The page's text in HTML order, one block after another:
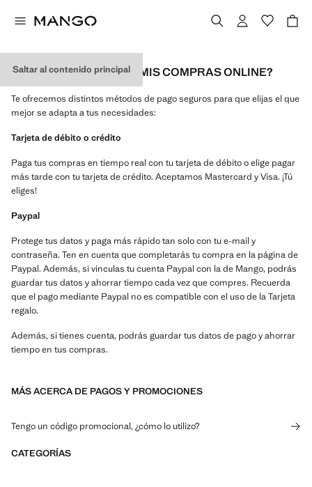
Saltar al contenido principal
¿CÓMO PUEDO PAGAR MIS COMPRAS ONLINE?
Te ofrecemos distintos métodos de pago seguros para que elijas el que
mejor se adapta a tus necesidades:
Tarjeta de débito o crédito
Paga tus compras en tiempo real con tu tarjeta de débito o elige pagar
más tarde con tu tarjeta de crédito. Aceptamos Mastercard y Visa. ¡Tú
eliges!
Paypal
Protege tus datos y paga más rápido tan solo con tu e-mail y
contraseña. Ten en cuenta que completarás tu compra en la página de
Paypal. Además, si vinculas tu cuenta Paypal con la de Mango, podrás
guardar tus datos y ahorrar tiempo cada vez que compres. Recuerda
que el pago mediante Paypal no es compatible con el uso de la Tarjeta
regalo.
Además, si tienes cuenta, podrás guardar tus datos de pago y ahorrar
tiempo en tus compras.
MÁS ACERCA DE PAGOS Y PROMOCIONES
Tengo un código promocional, ¿cómo lo utilizo?
CATEGORÍAS